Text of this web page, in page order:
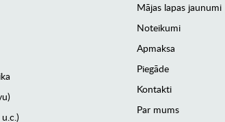
Mājas lapas jaunumi
Noteikumi
Apmaksa
Piegāde
Kontakti
Par mums